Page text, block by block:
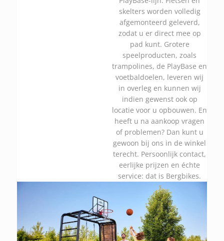
skelters worden volledig
afgemonteerd geleverd,
zodat u er direct mee op
pad kunt. Grotere
speelproducten, zoals
trampolines, de PlayBase en
voetbaldoelen, leveren wij
in overleg en kunnen wij
indien gewenst ook op
locatie voor u opbouwen. En
heeft u na aankoop vragen
of problemen? Dan kunt u
gewoon bij ons in de winkel
terecht. Persoonlijk contact,
eerlijke prijzen en échte
service: dat is Bergbikes.